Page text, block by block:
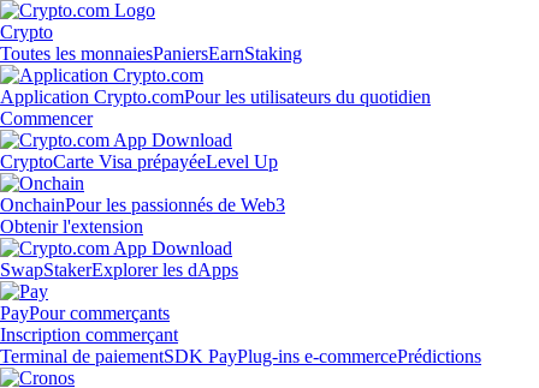
Crypto
Toutes les monnaiesPaniersEarnStaking
Application Crypto.comPour les utilisateurs du quotidien
Commencer
CryptoCarte Visa prépayéeLevel Up
OnchainPour les passionnés de Web3
Obtenir l'extension
SwapStakerExplorer les dApps
PayPour commerçants
Inscription commerçant
Terminal de paiementSDK PayPlug-ins e-commercePrédictions